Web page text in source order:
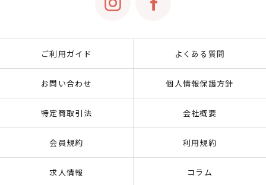
ご利用ガイド よくある質問
お問い合わせ 個人情報保護方針
特定商取引法 会社概要
会員規約 利用規約
求人情報 コラム